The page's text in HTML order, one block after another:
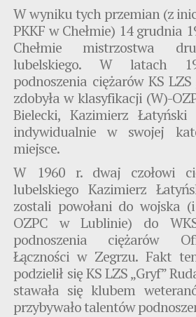
W wyniku tych przemian (z
PKKF w Chełmie) 14 grudnia
Chełmie mistrzostwa
lubelskiego. W latach
podnoszenia ciężarów KS
zdobyła w klasyfikacji (W)-
Bielecki, Kazimierz
indywidualnie w swojej
miejsce.
W 1960 r. dwaj czołowi
lubelskiego Kazimierz
zostali powołani do wojska
OZPC w Lublinie) do
podnoszenia ciężarów
Łączności w Zegrzu. Fakt
podzielił się KS LZS „Gryf”
stawała się klubem
przybywało talentów